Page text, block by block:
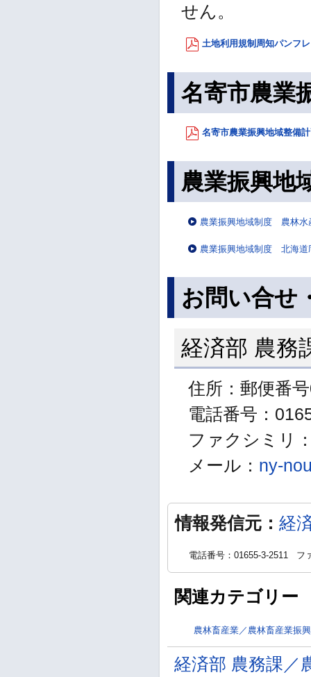
せん。
土地利用規制周知パンフ
名寄市農業
名寄市農業振興地域整備
農業振興
農業振興地域制度 農林水
農業振興地域制度 北海道
お問い合せ
経済部 農務
住所：郵便番
電話番号：
ファクシミリ
メール： ny-
情報発信元： 経
電話番号：01655-3-2511 フ
関連カテゴリー
農林畜産業／農林畜産業振興
経済部 農務課／